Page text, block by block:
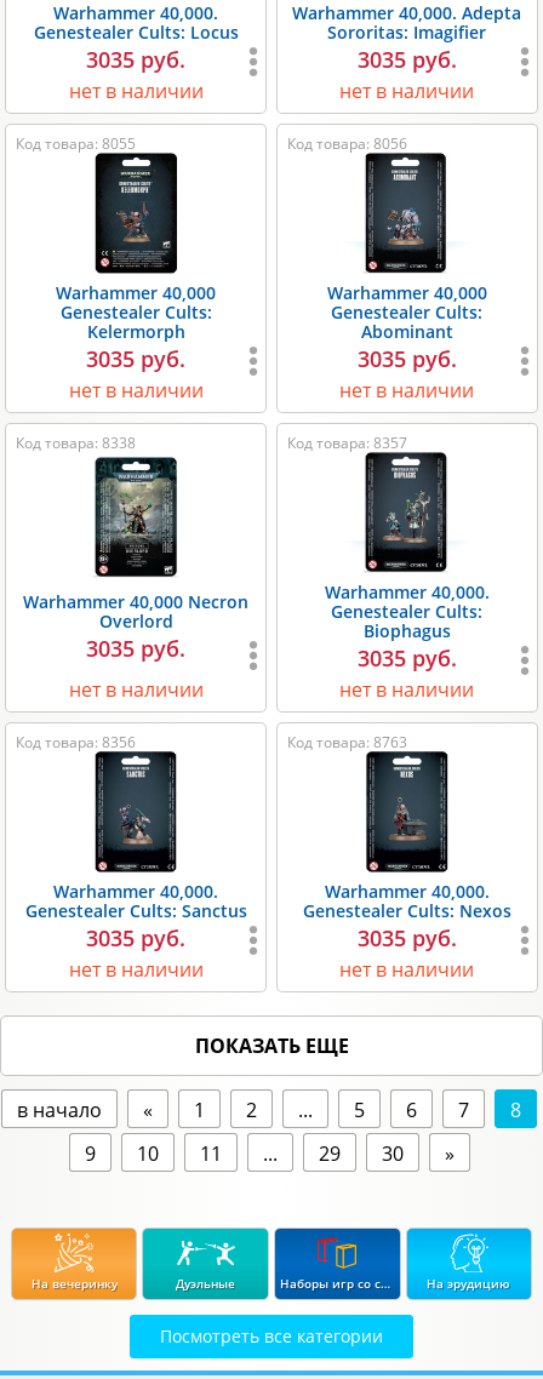
Warhammer 40,000.
Genestealer Cults: Locus
3035 руб.
нет в наличии
Warhammer 40,000. Adepta
Sororitas: Imagifier
3035 руб.
нет в наличии
Код товара: 8055
Warhammer 40,000
Genestealer Cults:
Kelermorph
3035 руб.
нет в наличии
Код товара: 8056
Warhammer 40,000
Genestealer Cults:
Abominant
3035 руб.
нет в наличии
Код товара: 8338
Warhammer 40,000 Necron
Overlord
3035 руб.
нет в наличии
Код товара: 8357
Warhammer 40,000.
Genestealer Cults:
Biophagus
3035 руб.
нет в наличии
Код товара: 8356
Warhammer 40,000.
Genestealer Cults: Sanctus
3035 руб.
нет в наличии
Код товара: 8763
Warhammer 40,000.
Genestealer Cults: Nexos
3035 руб.
нет в наличии
ПОКАЗАТЬ ЕЩЕ
в начало « 1 2 ... 5 6 7
8
9
10 11 ... 29 30 »
Дуэльные Наборы игр со скидкой до 15% На эрудицию
Стратегические
На вечеринку
В дорогу
Посмотреть все категории